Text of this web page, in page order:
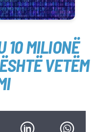
10 MILIONË
VETËM